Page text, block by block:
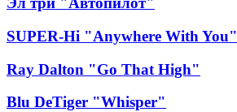
SUPER-Hi "Anywhere With You"
Ray Dalton "Go That High"
Blu DeTiger "Whisper"